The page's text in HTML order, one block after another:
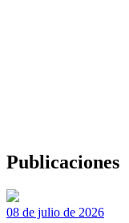
Publicaciones
08 de julio de 2026